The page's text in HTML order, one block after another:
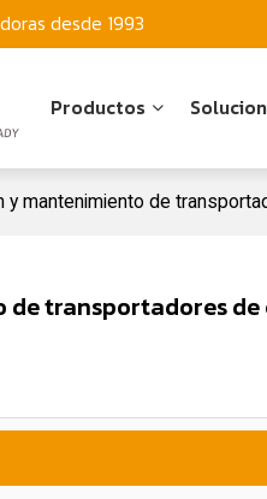
desde 1993
Productos
y mantenimiento de
transportadores